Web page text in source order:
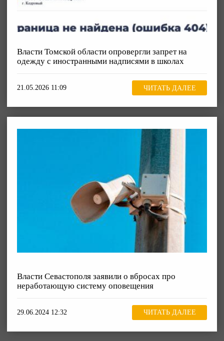
Власти Томской области опровергли запрет на
одежду с иностранными надписями в школах
21.05.2026 11:09 ЧИТАТЬ ДАЛЕЕ
Власти Севастополя заявили о вбросах про
неработающую систему оповещения
29.06.2024 12:32 ЧИТАТЬ ДАЛЕЕ